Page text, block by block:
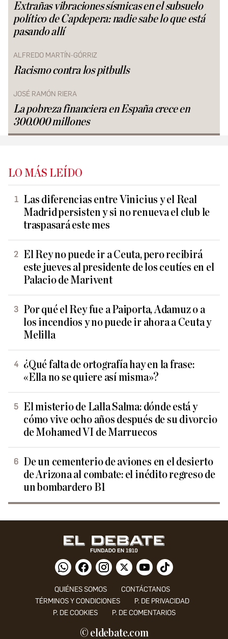
Extrañas vibraciones sísmicas en el subsuelo
político de Capdepera: nadie sabe lo que está
pasando allí
ALFREDO MARTÍN-GÓRRIZ
Racismo contra los pitbulls
JOSÉ RAMÓN RIERA
La pobreza financiera en España crece en
300.000 millones
LO MÁS LEÍDO
Las diferencias entre Vinicius y el Real
Madrid persisten y si no renueva el club le
traspasará este mes
El Rey no puede ir a Ceuta, pero recibirá
este jueves al presidente de los ceutíes en el
Palacio de Marivent
Por qué el Rey fue a Paiporta, Adamuz o a
los incendios y no puede ir ahora a Ceuta y
Melilla
¿Qué falta de ortografía hay en la frase:
«Ella no se quiere así misma»?
El misterio de Lalla Salma: dónde está y
cómo vive ocho años después de su divorcio
de Mohamed VI de Marruecos
De un cementerio de aviones en el desierto
de Arizona al combate: el inédito regreso de
un bombardero B1
QUIÉNES SOMOS
CONTÁCTANOS
TÉRMINOS Y CONDICIONES
P. DE PRIVACIDAD
P. DE COOKIES
P. DE COMENTARIOS
© eldebate.com